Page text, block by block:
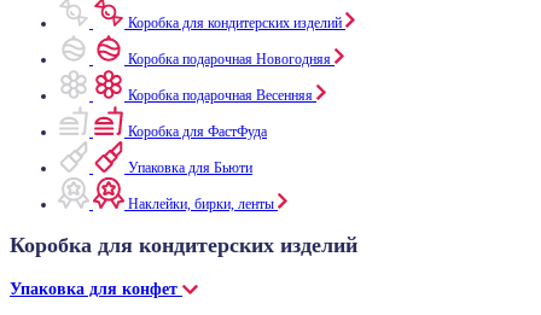
Коробка для кондитерских изделий
Коробка подарочная Новогодняя
Коробка подарочная Весенняя
Коробка для ФастФуда
Упаковка для Бьюти
Наклейки, бирки, ленты
Коробка для кондитерских изделий
Упаковка для конфет